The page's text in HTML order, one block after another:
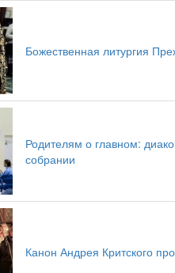
Божественная литургия
Родителям о главном:
собрании
Канон Андрея Критского